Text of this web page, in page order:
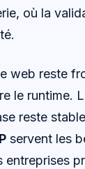
où la
web reste
le runtime.
reste
servent les
entreprises